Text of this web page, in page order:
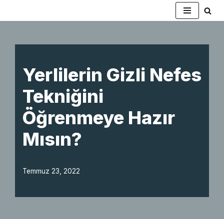
Yerlilerin Gizli Nefes
Tekniğini
Öğrenmeye Hazır
Mısın?
Temmuz 23, 2022